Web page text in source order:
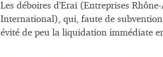
Les déboires d'Erai (Entreprises Rhône-
International), qui, faute de
évité de peu la liquidation immédiate